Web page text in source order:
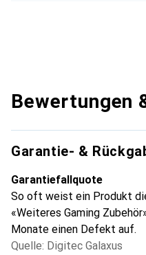
Bewertungen
Garantie- &
Garantiefallquote
So oft weist ein Produkt
«Weiteres Gaming
Monate einen Defekt auf.
Quelle: Digitec Galaxus